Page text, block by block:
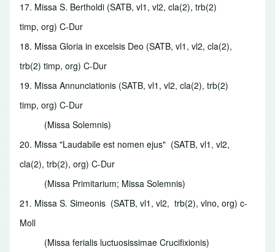
17. Missa S. Bertholdi (SATB, vl1, vl2, cla(2), trb(2)
timp, org) C-Dur
18. Missa Gloria in excelsis Deo (SATB, vl1, vl2, cla(2),
trb(2) timp, org) C-Dur
19. Missa Annunciationis (SATB, vl1, vl2, cla(2), trb(2)
timp, org) C-Dur
(Missa Solemnis)
20. Missa "Laudabile est nomen ejus" (SATB, vl1, vl2,
cla(2), trb(2), org) C-Dur
(Missa Primitarium; Missa Solemnis)
21. Missa S. Simeonis (SATB, vl1, vl2, trb(2), vlno, org) c-
Moll
(Missa ferialis luctuosissimae Crucifixionis)